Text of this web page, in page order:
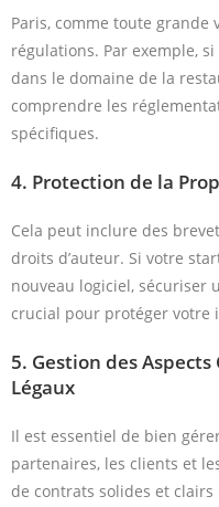
Paris, comme toute grande
régulations. Par exemple,
dans le domaine de la
comprendre les
spécifiques.
4. Protection de la
Cela peut inclure des
droits d’auteur. Si votre
nouveau logiciel, sécuriser
crucial pour protéger votre
5. Gestion des
Légaux
Il est essentiel de bien
partenaires, les clients et
de contrats solides et